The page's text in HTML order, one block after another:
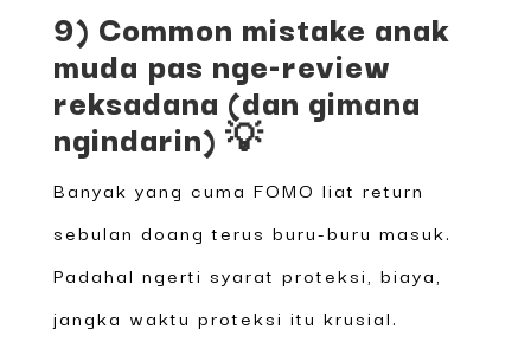
9) Common mistake anak
muda pas nge-review
reksadana (dan gimana
ngindarin) 💡
Banyak yang cuma FOMO liat return
sebulan doang terus buru-buru masuk.
Padahal ngerti syarat proteksi, biaya,
jangka waktu proteksi itu krusial.